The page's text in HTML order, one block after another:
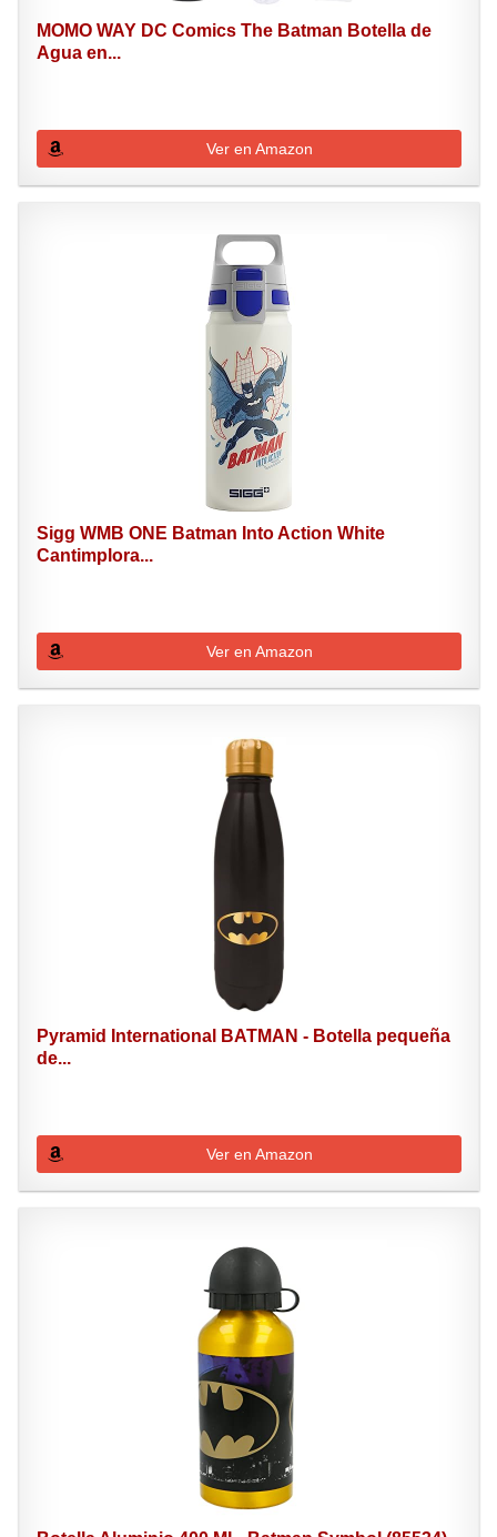
MOMO WAY DC Comics The Batman Botella de
Agua en...
Ver en Amazon
Sigg WMB ONE Batman Into Action White
Cantimplora...
Ver en Amazon
Pyramid International BATMAN - Botella pequeña
de...
Ver en Amazon